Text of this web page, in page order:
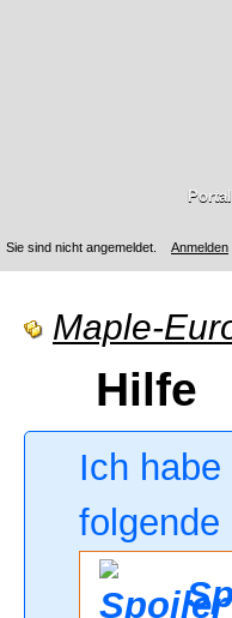
Sie sind nicht angemeldet. Anmelden
Portal
Maple-
Hilfe
Ich
folgende